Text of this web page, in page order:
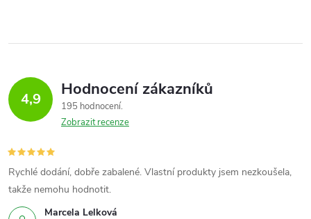
4,9 Hodnocení zákazníků
195 hodnocení
Zobrazit recenze
Marcela Lelková
Rychlé dodání, dobře zabalené. Vlastní produkty jsem nezkoušela,
takže nemohu hodnotit.